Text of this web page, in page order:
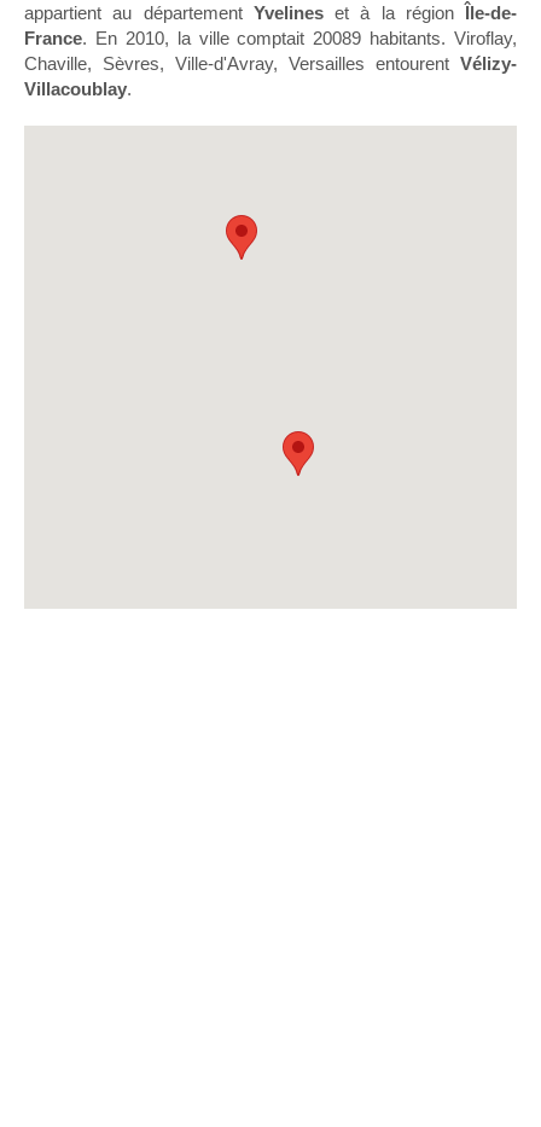
appartient au département Yvelineset à la région Île-de-
France. En 2010, la ville comptait 20089 habitants. Viroflay,
Chaville, Sèvres, Ville-d'Avray, Versailles entourent Vélizy-
Villacoublay.